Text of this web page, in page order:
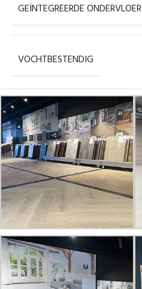
GEÏNTEGREERDE ONDERVLOER
VOCHTBESTENDIG